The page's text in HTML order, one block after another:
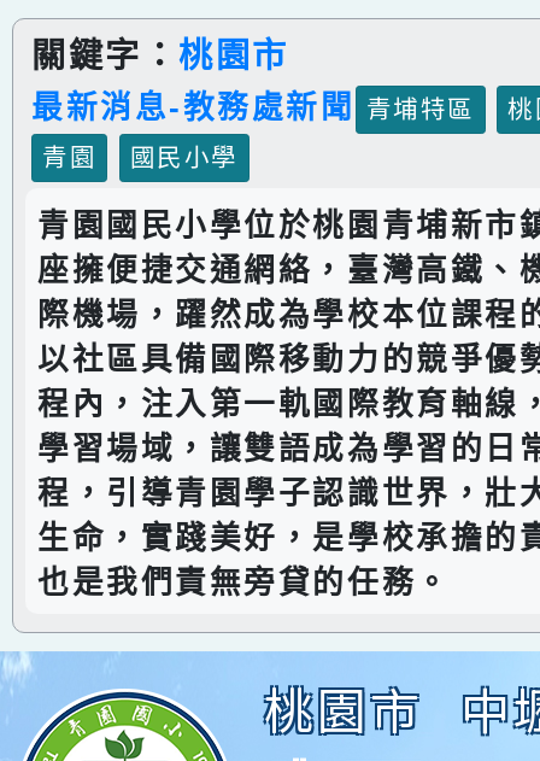
關鍵字：桃園市
最新消息-教務處新聞 青埔特區
青園
國民小學
青園國民小學位於桃園青埔新市
座擁便捷交通網絡，臺灣高鐵、
際機場，躍然成為學校本位課程
以社區具備國際移動力的競爭優
程內，注入第一軌國際教育軸線
學習場域，讓雙語成為學習的日
程，引導青園學子認識世界，壯
生命，實踐美好，是學校承擔的
也是我們責無旁貸的任務。
桃園市 中